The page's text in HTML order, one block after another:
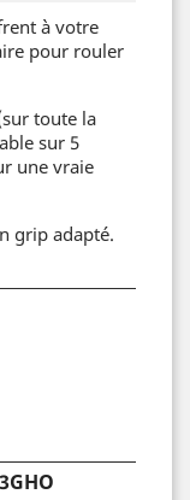
à votre
pour rouler
toute la
sur 5
une vraie
grip adapté.